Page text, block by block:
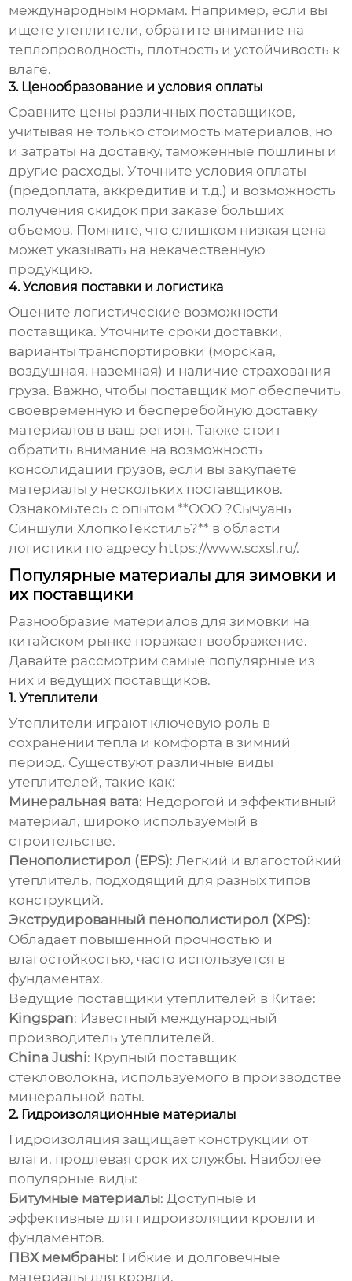
международным нормам. Например, если вы
ищете утеплители, обратите внимание на
теплопроводность, плотность и устойчивость к
влаге.
3. Ценообразование и условия оплаты
Сравните цены различных поставщиков,
учитывая не только стоимость материалов, но
и затраты на доставку, таможенные пошлины и
другие расходы. Уточните условия оплаты
(предоплата, аккредитив и т.д.) и возможность
получения скидок при заказе больших
объемов. Помните, что слишком низкая цена
может указывать на некачественную
продукцию.
4. Условия поставки и логистика
Оцените логистические возможности
поставщика. Уточните сроки доставки,
варианты транспортировки (морская,
воздушная, наземная) и наличие страхования
груза. Важно, чтобы поставщик мог обеспечить
своевременную и бесперебойную доставку
материалов в ваш регион. Также стоит
обратить внимание на возможность
консолидации грузов, если вы закупаете
материалы у нескольких поставщиков.
Ознакомьтесь с опытом **ООО ?Сычуань
Синшули ХлопкоТекстиль?** в области
логистики по адресу https://www.scxsl.ru/.
Популярные материалы для зимовки и
их поставщики
Разнообразие материалов для зимовки на
китайском рынке поражает воображение.
Давайте рассмотрим самые популярные из
них и ведущих поставщиков.
1. Утеплители
Утеплители играют ключевую роль в
сохранении тепла и комфорта в зимний
период. Существуют различные виды
утеплителей, такие как:
Минеральная вата: Недорогой и эффективный
материал, широко используемый в
строительстве.
Пенополистирол (EPS): Легкий и влагостойкий
утеплитель, подходящий для разных типов
конструкций.
Экструдированный пенополистирол (XPS):
Обладает повышенной прочностью и
влагостойкостью, часто используется в
фундаментах.
Ведущие поставщики утеплителей в Китае:
Kingspan: Известный международный
производитель утеплителей.
China Jushi: Крупный поставщик
стекловолокна, используемого в производстве
минеральной ваты.
2. Гидроизоляционные материалы
Гидроизоляция защищает конструкции от
влаги, продлевая срок их службы. Наиболее
популярные виды:
Битумные материалы: Доступные и
эффективные для гидроизоляции кровли и
фундаментов.
ПВХ мембраны: Гибкие и долговечные
материалы для кровли.